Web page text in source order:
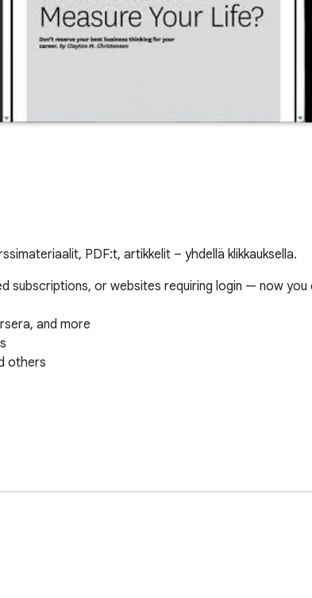
PDF:t, artikkelit – yhdellä klikkauksella.
or websites requiring login — now you
and more
others